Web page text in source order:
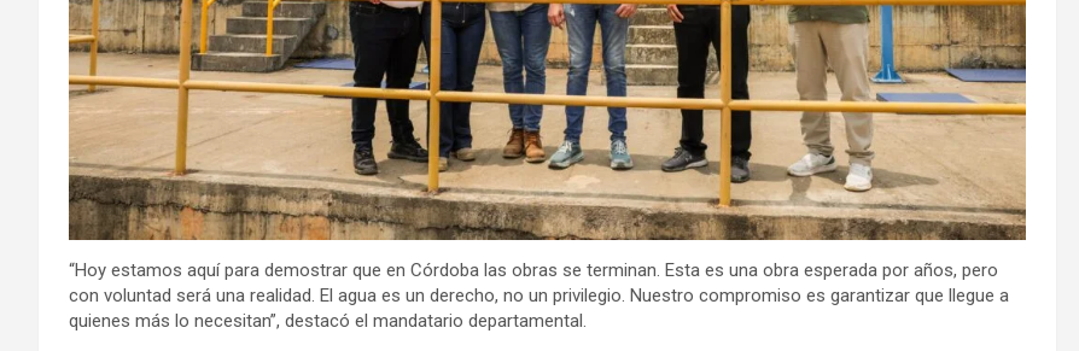
“Hoy estamos aquí para demostrar que en Córdoba las obras se terminan. Esta es una obra esperada por años, pero
con voluntad será una realidad. El agua es un derecho, no un privilegio. Nuestro compromiso es garantizar que llegue a
quienes más lo necesitan”, destacó el mandatario departamental.